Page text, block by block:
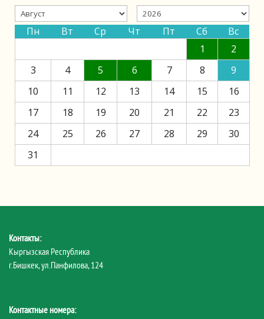
Пн Вт Ср Чт Пт Сб
Вс
1
2
3
4 5 6 7 8
9
10
11 12 13 14 15
16
17
18 19 20 21 22
23
24
25 26 27 28 29
30
31
Контакты:
Кыргызская Республика
г.Бишкек, ул.Панфилова, 124
Контактные номера: